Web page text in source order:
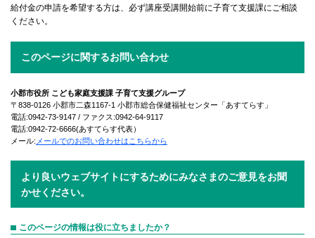
給付金の申請を希望する方は、必ず講座受講開始前に子育て支援課にご相談
ください。
このページに関するお問い合わせ
小郡市役所 こども家庭支援課 子育て支援グループ
〒838-0126 小郡市二森1167-1 小郡市総合保健福祉センター「あすてらす」
電話:0942-73-9147 / ファクス:0942-64-9117
電話:0942-72-6666(あすてらす代表）
メール: メールでのお問い合わせはこちらから
より良いウェブサイトにするためにみなさまのご意見をお聞
かせください。
このページの情報は役に立ちましたか？